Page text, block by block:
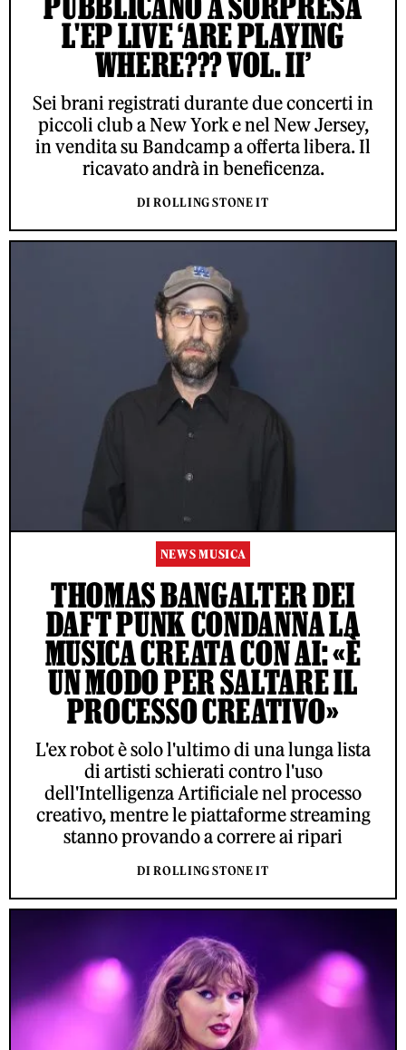
L'EP LIVE ‘ARE PLAYING
WHERE??? VOL. II’
Sei brani registrati durante due concerti in
piccoli club a New York e nel New Jersey,
in vendita su Bandcamp a offerta libera. Il
ricavato andrà in beneficenza.
DI ROLLING STONE IT
NEWS MUSICA
THOMAS BANGALTER DEI
DAFT PUNK CONDANNA LA
MUSICA CREATA CON AI: «È
UN MODO PER SALTARE IL
PROCESSO CREATIVO»
L'ex robot è solo l'ultimo di una lunga lista
di artisti schierati contro l'uso
dell'Intelligenza Artificiale nel processo
creativo, mentre le piattaforme streaming
stanno provando a correre ai ripari
DI ROLLING STONE IT